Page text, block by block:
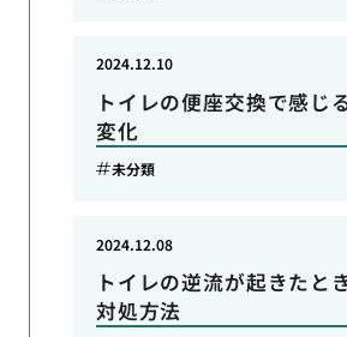
トイレの便座交換で感じ
変化
2024.12.10
未分類
トイレの逆流が起きたと
対処方法
2024.12.08